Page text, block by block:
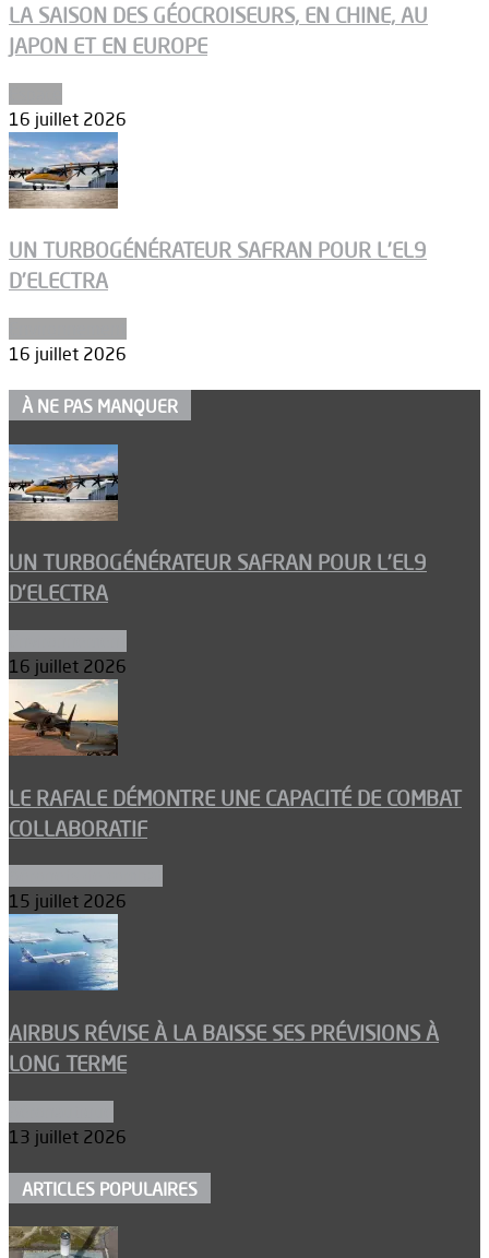
LA SAISON DES GÉOCROISEURS, EN CHINE, AU
JAPON ET EN EUROPE
16 juillet 2026
UN TURBOGÉNÉRATEUR SAFRAN POUR L’EL9
D’ELECTRA
16 juillet 2026
À NE PAS MANQUER
UN TURBOGÉNÉRATEUR SAFRAN POUR L’EL9
D’ELECTRA
16 juillet 2026
LE RAFALE DÉMONTRE UNE CAPACITÉ DE COMBAT
COLLABORATIF
15 juillet 2026
AIRBUS RÉVISE À LA BAISSE SES PRÉVISIONS À
LONG TERME
13 juillet 2026
ARTICLES POPULAIRES